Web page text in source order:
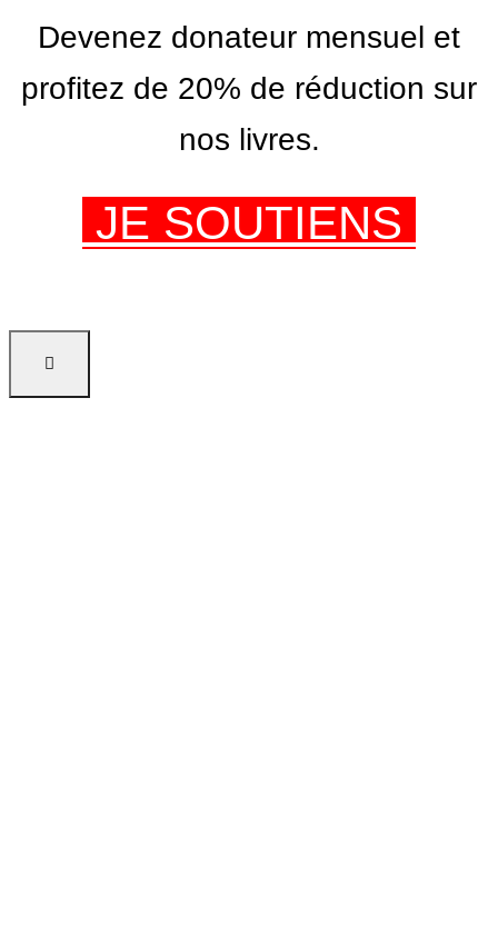
Devenez donateur mensuel et
profitez de 20% de réduction sur
nos livres.
JE SOUTIENS